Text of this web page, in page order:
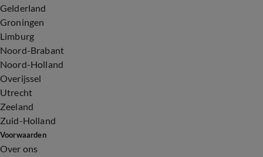
Gelderland
Groningen
Limburg
Noord-Brabant
Noord-Holland
Overijssel
Utrecht
Zeeland
Zuid-Holland
Voorwaarden
Over ons